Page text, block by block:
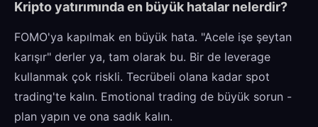
Kripto yatırımında en büyük hatalar nelerdir?
FOMO'ya kapılmak en büyük hata. "Acele işe şeytan
karışır" derler ya, tam olarak bu. Bir de leverage
kullanmak çok riskli. Tecrübeli olana kadar spot
trading'te kalın. Emotional trading de büyük sorun -
plan yapın ve ona sadık kalın.